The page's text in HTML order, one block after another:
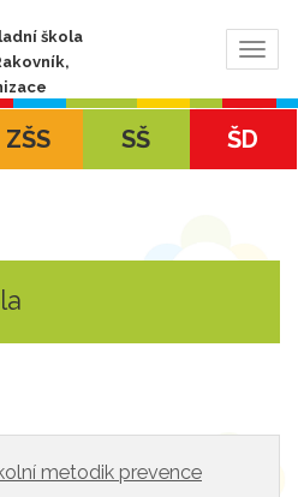
škola
ZŠS SŠ ŠD
metodik prevence